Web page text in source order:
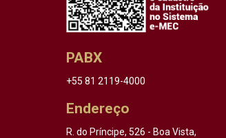
PABX
+55 81 2119-4000
Endereço
R. do Príncipe, 526 - Boa Vista,